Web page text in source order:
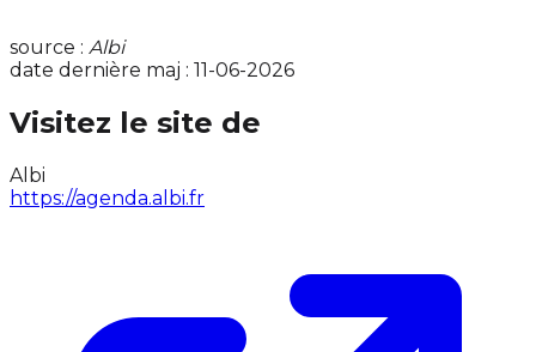
source : Albi
date dernière maj : 11-06-2026
Visitez le site de
Albi
https://agenda.albi.fr